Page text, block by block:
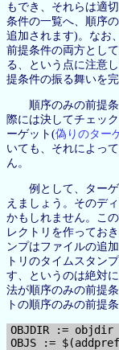
もでき、それらは適
条件の一覧へ、順序
追加されます)。なお
前提条件の両方とし
る、という点に注意
提条件の振る舞いを
順序のみの前提条
際には決してチェッ
ーゲット(偽りのター
いても、それによっ
ん。
例として、ター
えましょう。そのデ
かもしれません。こ
レクトリを作ってお
ンプはファイルの追
トリのタイムスタン
す、というのは絶対
法が順序のみの前提
トの順序のみの前提
OBJDIR := objdir
OBJS :=